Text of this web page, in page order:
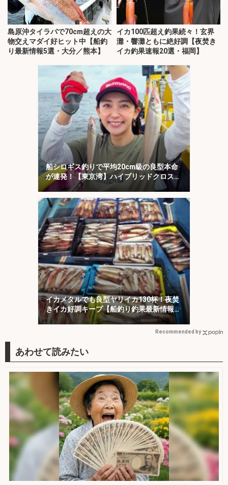
島原沖タイラバで70cm超えの大
物交えマダイ好ヒット中【船釣
り最新情報5選・大分／熊本】
イカ100匹超え釣果続々！玄界
灘・響灘ともに絶好調【夜焚き
イカ釣果速報20選・福岡】
船シロギス釣りで平均20cm級の良型本命
が連発！【東京湾】ハイブリッドクロスに
好反応
イカメタルでも良型ヤリイカ130杯！夜焚
きイカ好調キープ【船釣り釣果最新情報13
選・玄界灘】
Recommended by